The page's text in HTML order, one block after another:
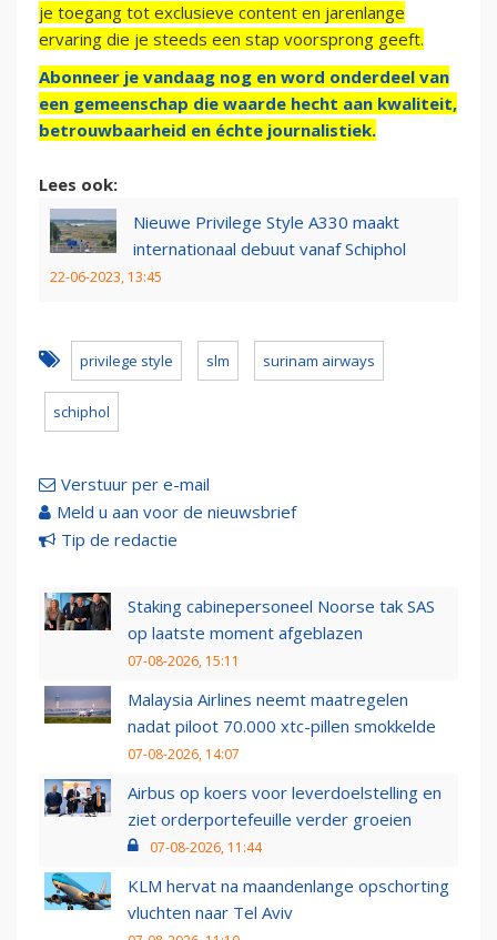
je toegang tot exclusieve content en jarenlange
ervaring die je steeds een stap voorsprong geeft.
Abonneer je vandaag nog en word onderdeel van
een gemeenschap die waarde hecht aan kwaliteit,
betrouwbaarheid en échte journalistiek.
Lees ook:
Nieuwe Privilege Style A330 maakt
internationaal debuut vanaf Schiphol
22-06-2023, 13:45
privilege style slm surinam airways
schiphol
Verstuur per e-mail
Meld u aan voor de nieuwsbrief
Tip de redactie
Staking cabinepersoneel Noorse tak SAS
op laatste moment afgeblazen
07-08-2026, 15:11
Malaysia Airlines neemt maatregelen
nadat piloot 70.000 xtc-pillen smokkelde
07-08-2026, 14:07
Airbus op koers voor leverdoelstelling en
ziet orderportefeuille verder groeien
07-08-2026, 11:44
KLM hervat na maandenlange opschorting
vluchten naar Tel Aviv